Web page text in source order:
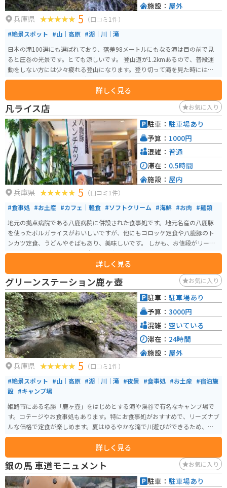
兵庫県 5 （口コミ1件）
#絶景スポット #山｜高原 #湖｜川｜滝
日本の滝100選にも選ばれており、落差98メートルにもなる滝は目の前で見
ると圧巻の光景です。とても涼しいです。 登山道が1.2kmあるので、普段運
動をしない方には少々疲れる登山になります。登り切って滝を見た時には達
成感があり、癒されます。 駐車場と近くにはレストハウスがあり、地元丹波
の食材を使ったお料理が楽しめます。詳しく見る
施設： 屋外
凡ライス店 お気に入り
兵庫県 5 （口コミ1件）
#食事処 #お土産 #カフェ｜軽食 #ソフトクリーム #海鮮 #お肉 #麺類
地元の拠点病院である八鹿病院に併設された食事処です。地元名産の八鹿豚
を使ったボルガライスがおいしいですが、他にもコロッケ定食や八鹿豚のト
ンカツ定食、うどんやそばもあり、美味しいです。 しかも、お値段がリーズ
ナブルですので、オススメの穴場お食事スポットです。
詳しく見る
駐車： 駐車場あり
予算： 1000円
混雑： 普通
滞在： 0.5時間
施設： 屋内
グリーンステーション鹿ヶ壺 お気に入り
兵庫県 5 （口コミ1件）
#絶景スポット #山｜高原 #湖｜川｜滝 #夜景 #食事処 #お土産 #宿泊施
設 #キャンプ場
姫路市にある名勝「鹿ヶ壺」をはじめとする滝や渓谷で有名なキャンプ場で
す。コテージやお食事処もあります。特にお食事処がおすすめで、リーズナブ
ルな価格で定食が楽しめます。夏はゆるやかな滝で川遊びができるため、家
族連れにもおすすめです。
詳しく見る
駐車： 駐車場あり
予算： 3000円
混雑： 空いている
滞在： 24時間
施設： 屋外
銀の馬 車道モニュメント お気に入り
駐車： 駐車場あり